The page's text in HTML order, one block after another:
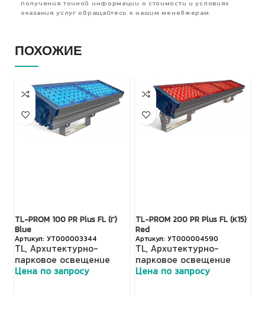
получения точной информации о стоимости и условиях
оказания услуг обращайтесь к нашим менеджерам.
ПОХОЖИЕ
TL-PROM 100 PR Plus FL (Г)
Blue
УТ000003344
TL, Архитектурно-
парковое освещение
Цена по запросу
TL-PROM 200 PR Plus FL (К15)
Red
УТ000004590
TL, Архитектурно-
парковое освещение
Цена по запросу